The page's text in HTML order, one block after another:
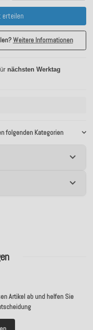
folgenden Kategorien
erteilen
Weitere Informationen
nächsten Werktag
Artikel ab und helfen Sie